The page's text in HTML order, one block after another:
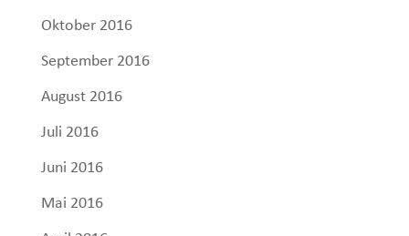
Oktober 2016
September 2016
August 2016
Juli 2016
Juni 2016
Mai 2016